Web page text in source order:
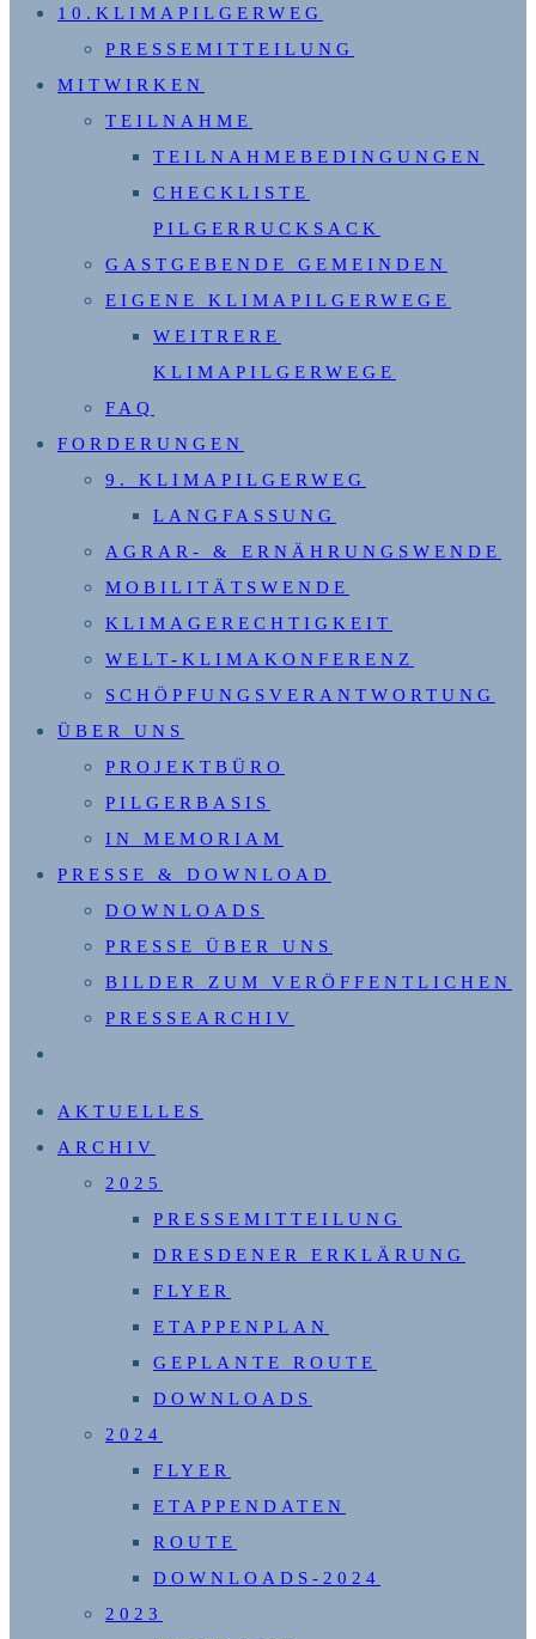
km)
10.KLIMAPILGERWEG
PRESSEMITTEILUNG
MITWIRKEN
TEILNAHME
TEILNAHMEBEDINGUNGEN
CHECKLISTE
PILGERRUCKSACK
GASTGEBENDE GEMEINDEN
EIGENE KLIMAPILGERWEGE
WEITRERE
KLIMAPILGERWEGE
FAQ
FORDERUNGEN
9. KLIMAPILGERWEG
LANGFASSUNG
AGRAR- & ERNÄHRUNGSWENDE
MOBILITÄTSWENDE
KLIMAGERECHTIGKEIT
WELT-KLIMAKONFERENZ
SCHÖPFUNGSVERANTWORTUNG
ÜBER UNS
PROJEKTBÜRO
PILGERBASIS
IN MEMORIAM
PRESSE & DOWNLOAD
DOWNLOADS
PRESSE ÜBER UNS
BILDER ZUM VERÖFFENTLICHEN
PRESSEARCHIV
UMSCHALTEN
AKTUELLES
ARCHIV
2025
PRESSEMITTEILUNG
DRESDENER ERKLÄRUNG
FLYER
ETAPPENPLAN
GEPLANTE ROUTE
DOWNLOADS
2024
FLYER
ETAPPENDATEN
ROUTE
DOWNLOADS-2024
2023